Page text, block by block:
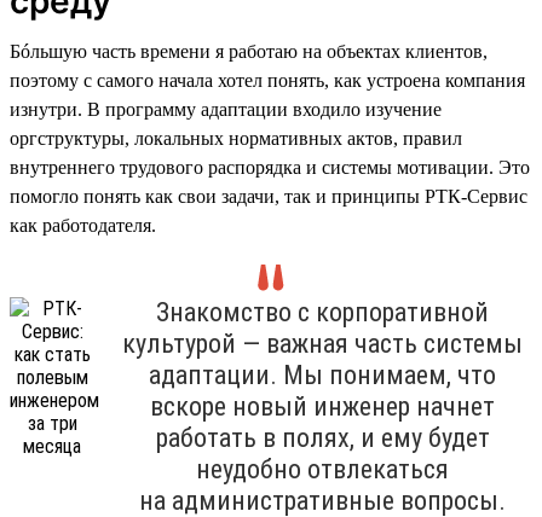
Бóльшую часть времени я работаю на объектах клиентов,
поэтому с самого начала хотел понять, как устроена компания
изнутри. В программу адаптации входило изучение
оргструктуры, локальных нормативных актов, правил
внутреннего трудового распорядка и системы мотивации. Это
помогло понять как свои задачи, так и принципы РТК-Сервис
как работодателя.
Знакомство с корпоративной
культурой — важная часть системы
адаптации. Мы понимаем, что
вскоре новый инженер начнет
работать в полях, и ему будет
неудобно отвлекаться
на административные вопросы.